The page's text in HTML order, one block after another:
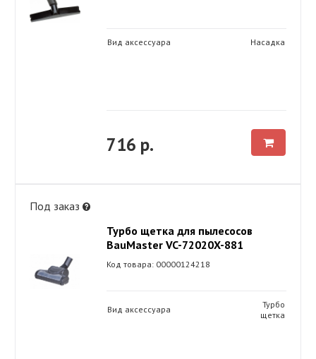
Вид аксессуара Насадка
716 р.
Под заказ
Турбо щетка для пылесосов
BauMaster VC-72020X-881
Код товара: 00000124218
Вид аксессуара
Турбо
щетка